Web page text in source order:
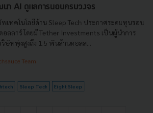
า AI ดูแลการนอนครบวงจร
เทคโนโลยีด้าน Sleep Tech ประกาศระดมทุนรอบ
ลลาร์ โดยมี Tether Investments เป็นผู้นำการ
ษัทพุ่งสูงถึง 1.5 พันล้านดอลล...
Team
Sleep Tech Eight Sleep